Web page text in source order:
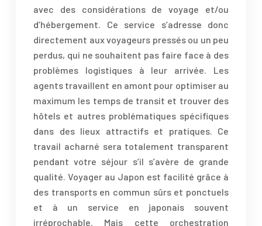
avec des considérations de voyage et/ou
d’hébergement. Ce service s’adresse donc
directement aux voyageurs pressés ou un peu
perdus, qui ne souhaitent pas faire face à des
problèmes logistiques à leur arrivée. Les
agents travaillent en amont pour optimiser au
maximum les temps de transit et trouver des
hôtels et autres problématiques spécifiques
dans des lieux attractifs et pratiques. Ce
travail acharné sera totalement transparent
pendant votre séjour s’il s’avère de grande
qualité. Voyager au Japon est facilité grâce à
des transports en commun sûrs et ponctuels
et à un service en japonais souvent
irréprochable. Mais cette orchestration